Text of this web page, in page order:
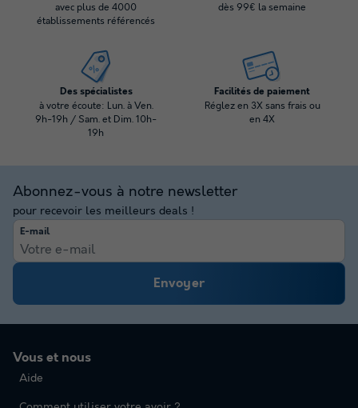
avec plus de 4000
établissements référencés
dès 99€ la semaine
Des spécialistes
à votre écoute: Lun. à Ven.
9h-19h / Sam. et Dim. 10h-
19h
Facilités de paiement
Réglez en 3X sans frais ou
en 4X
Abonnez-vous à notre newsletter
pour recevoir les meilleurs deals !
E-mail
Envoyer
Vous et nous
Aide